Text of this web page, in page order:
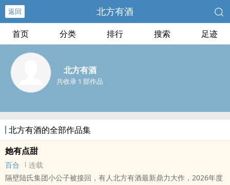
返回 北方有酒
首页 分类 排行 搜索 足迹
北方有酒
共收录 1 部作品
北方有酒的全部作品集
她有点甜
百合
连载
隔壁陆氏集团小公子被接回，有人北方有酒最新鼎力大作，2026年度